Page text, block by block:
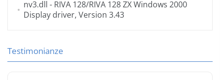
nv3.dll - RIVA 128/RIVA 128 ZX Windows 2000
Display driver, Version 3.43
Testimonianze